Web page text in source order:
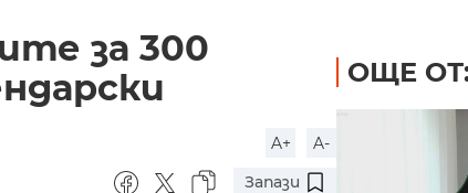
за 300
A+
A-
Запази
ОЩЕ